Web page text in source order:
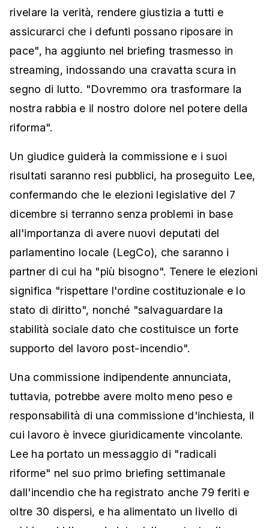
rivelare la verità, rendere giustizia a tutti e
assicurarci che i defunti possano riposare in
pace", ha aggiunto nel briefing trasmesso in
streaming, indossando una cravatta scura in
segno di lutto. "Dovremmo ora trasformare la
nostra rabbia e il nostro dolore nel potere della
riforma".
Un giudice guiderà la commissione e i suoi
risultati saranno resi pubblici, ha proseguito Lee,
confermando che le elezioni legislative del 7
dicembre si terranno senza problemi in base
all'importanza di avere nuovi deputati del
parlamentino locale (LegCo), che saranno i
partner di cui ha "più bisogno". Tenere le elezioni
significa "rispettare l'ordine costituzionale e lo
stato di diritto", nonché "salvaguardare la
stabilità sociale dato che costituisce un forte
supporto del lavoro post-incendio".
Una commissione indipendente annunciata,
tuttavia, potrebbe avere molto meno peso e
responsabilità di una commissione d'inchiesta, il
cui lavoro è invece giuridicamente vincolante.
Lee ha portato un messaggio di "radicali
riforme" nel suo primo briefing settimanale
dall'incendio che ha registrato anche 79 feriti e
oltre 30 dispersi, e ha alimentato un livello di